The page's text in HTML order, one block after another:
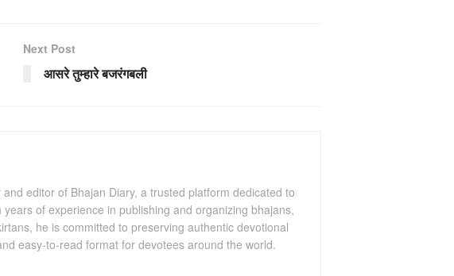
Next Post
आसरे तुम्हारे बजरंगबली
editor of Bhajan Diary, a trusted platform dedicated to
of experience in publishing and organizing bhajans,
he is committed to preserving authentic devotional
easy-to-read format for devotees around the world.